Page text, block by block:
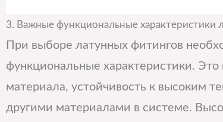
3. Важные функциональные характеристики
При выборе латунных фитингов
функциональные характеристики. Это
материала, устойчивость к высоким
другими материалами в системе.